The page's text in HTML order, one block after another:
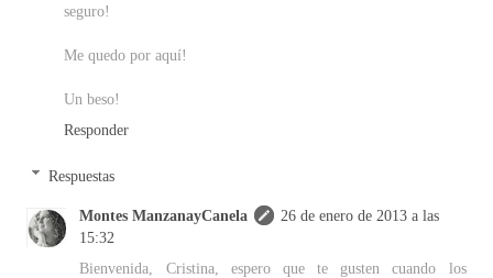
seguro!
Me quedo por aquí!
Un beso!
Responder
Respuestas
Montes ManzanayCanela
26 de enero de 2013 a las
15:32
Bienvenida, Cristina, espero que te gusten cuando los